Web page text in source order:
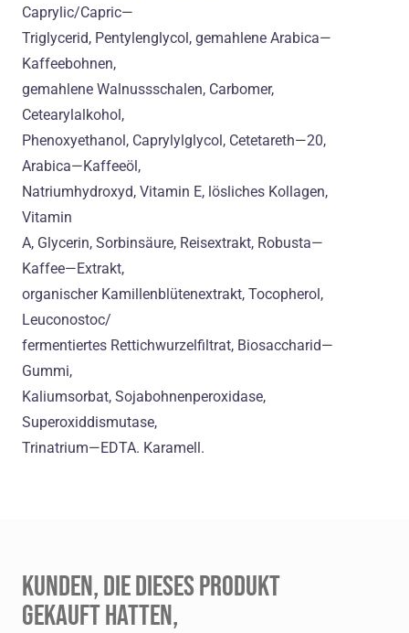
Caprylic/Capric—
Triglycerid, Pentylenglycol, gemahlene Arabica—
Kaffeebohnen,
gemahlene Walnussschalen, Carbomer,
Cetearylalkohol,
Phenoxyethanol, Caprylylglycol, Cetetareth—20,
Arabica—Kaffeeöl,
Natriumhydroxyd, Vitamin E, lösliches Kollagen,
Vitamin
A, Glycerin, Sorbinsäure, Reisextrakt, Robusta—
Kaffee—Extrakt,
organischer Kamillenblütenextrakt, Tocopherol,
Leuconostoc/
fermentiertes Rettichwurzelfiltrat, Biosaccharid—
Gummi,
Kaliumsorbat, Sojabohnenperoxidase,
Superoxiddismutase,
Trinatrium—EDTA. Karamell.
KUNDEN, DIE DIESES PRODUKT
GEKAUFT HATTEN,